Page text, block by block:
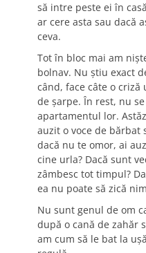
să intre peste ei în
ar cere asta sau dacă
ceva.
Tot în bloc mai am
bolnav. Nu știu exact
când, face câte o
de șarpe. În rest, nu
apartamentul lor.
auzit o voce de bărbat
dacă nu te omor, ai
cine urla? Dacă sunt
zâmbesc tot timpul?
ea nu poate să zică
Nu sunt genul de om
după o cană de zahăr
am cum să le bat la